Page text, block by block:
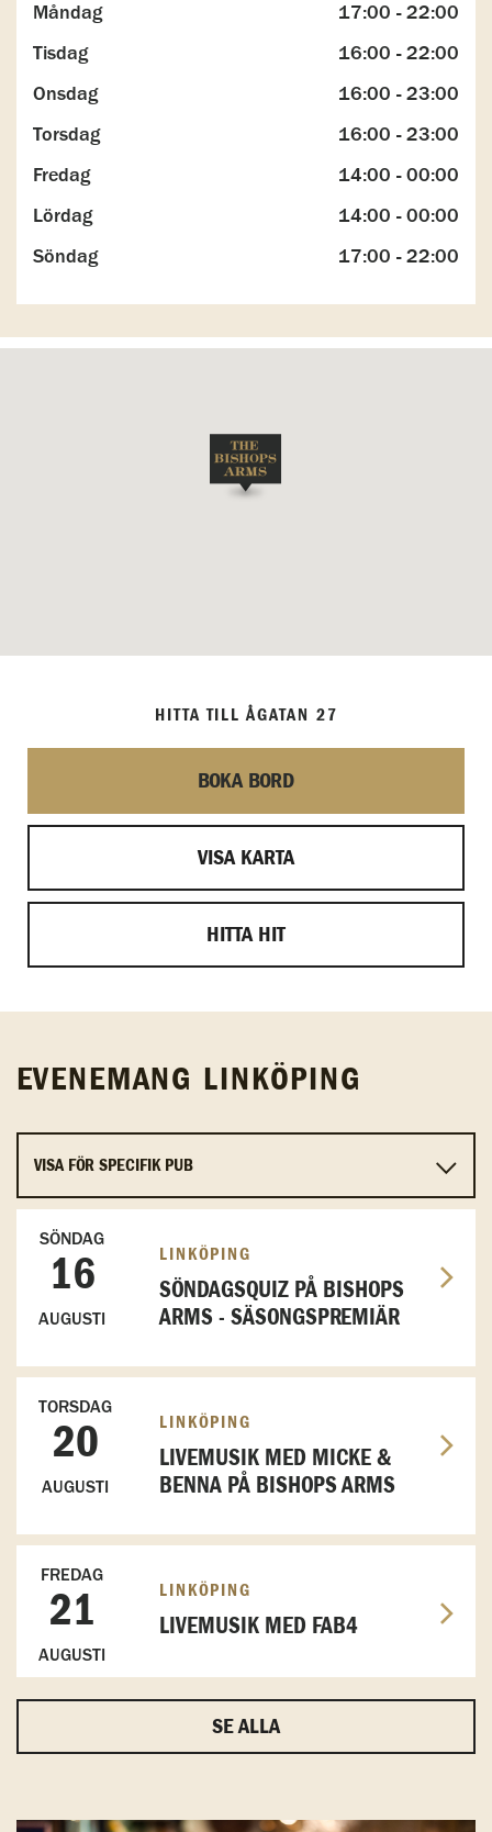
Måndag
17:00 - 22:00
Tisdag
16:00 - 22:00
Onsdag
16:00 - 23:00
Torsdag
16:00 - 23:00
Fredag
14:00 - 00:00
Lördag
14:00 - 00:00
Söndag
17:00 - 22:00
HITTA TILL ÅGATAN 27
BOKA BORD
VISA KARTA
HITTA HIT
EVENEMANG LINKÖPING
SÖNDAG
16
AUGUSTI
LINKÖPING
SÖNDAGSQUIZ PÅ BISHOPS
ARMS - SÄSONGSPREMIÄR
TORSDAG
20
AUGUSTI
LINKÖPING
LIVEMUSIK MED MICKE &
BENNA PÅ BISHOPS ARMS
FREDAG
21
AUGUSTI
LINKÖPING
LIVEMUSIK MED FAB4
SE ALLA